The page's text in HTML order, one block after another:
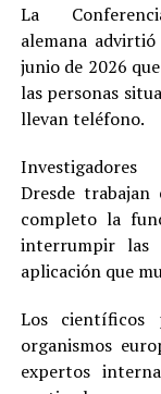
La
alemana
junio de 2026
las personas
llevan teléfono.
Dresde
completo la
interrumpir las
aplicación que
Los científicos
organismos
expertos